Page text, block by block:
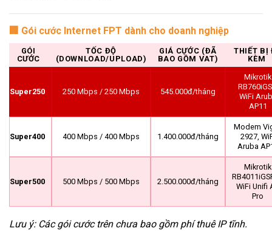
🏢 Gói cước Internet FPT dành cho doanh nghiệp
GÓI
CƯỚC
TỐC ĐỘ
(DOWNLOAD/UPLOAD)
GIÁ CƯỚC (ĐÃ
BAO GỒM VAT)
THIẾT BỊ
KÈM
Super250 250 Mbps / 250 Mbps 545.000đ/tháng
Mikrotik
WiFi
AP11
Super400 400 Mbps / 400 Mbps 1.400.000đ/tháng
Modem
2927,
Aruba
Super500 500 Mbps / 500 Mbps 2.500.000đ/tháng
Mikrotik
WiFi Unifi
Pro
Lưu ý: Các gói cước trên chưa bao gồm phí thuê IP tĩnh.